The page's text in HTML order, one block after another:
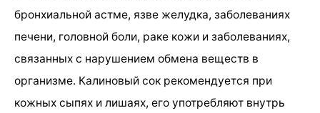
бронхиальной астме, язве желудка, заболеваниях
печени, головной боли, раке кожи и заболеваниях,
связанных с нарушением обмена веществ в
организме. Калиновый сок рекомендуется при
кожных сыпях и лишаях, его употребляют внутрь